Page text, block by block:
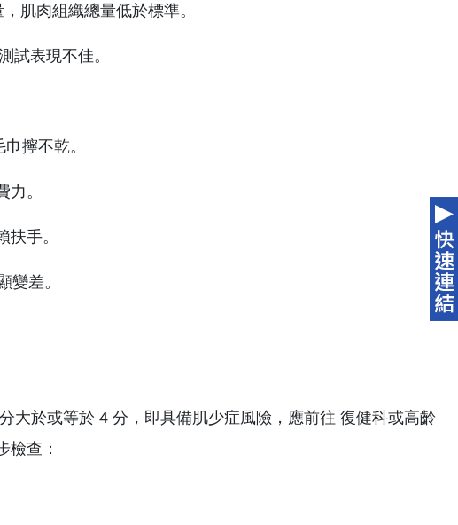
肌肉組織總量低於標準。
試表現不佳。
擰不乾。
。
手。
變差。
大於或等於 4 分，即具備肌少症風險，應前往 復健科或高齡
檢查：